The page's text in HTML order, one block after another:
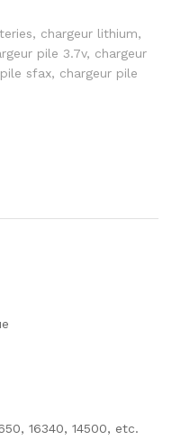
, chargeur lithium,
pile 3.7v, chargeur
sfax, chargeur pile
16340, 14500, etc.